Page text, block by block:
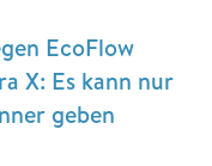
EcoFlow
X: Es kann nur
geben